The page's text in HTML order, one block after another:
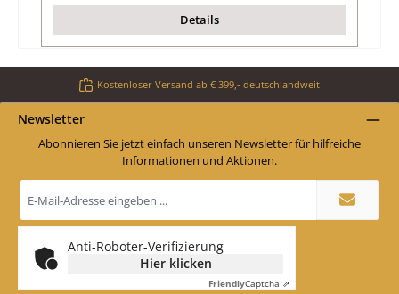
Details
Kostenloser Versand ab € 399,- deutschlandweit
Newsletter
Abonnieren Sie jetzt einfach unseren Newsletter für hilfreiche
Informationen und Aktionen.
Mail-
Adresse
*
Anti-Roboter-Verifizierung
Hier klicken
FriendlyCaptcha ⇗